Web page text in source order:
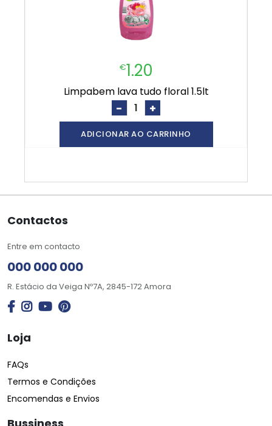
€1.20
limpabem lava tudo floral 1.5lt
- +
ADICIONAR AO CARRINHO
Contactos
Entre em contacto
000 000 000
R. Estácio da Veiga Nº7A, 2845-172 Amora
Loja
FAQs
Termos e Condições
Encomendas e Envios